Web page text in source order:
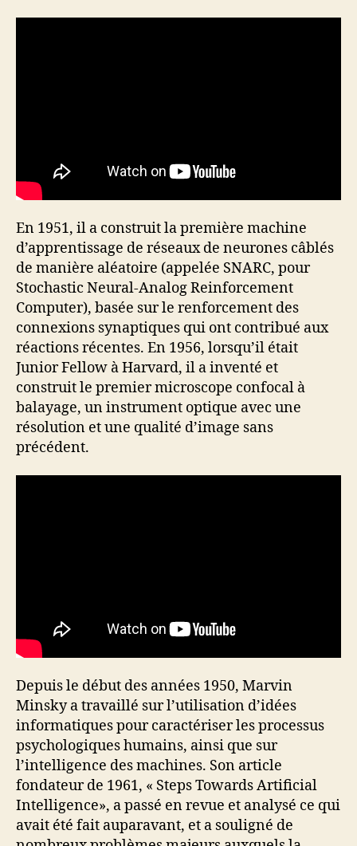
En 1951, il a construit la première machine
d’apprentissage de réseaux de neurones câblés
de manière aléatoire (appelée SNARC, pour
Stochastic Neural-Analog Reinforcement
Computer), basée sur le renforcement des
connexions synaptiques qui ont contribué aux
réactions récentes. En 1956, lorsqu’il était
Junior Fellow à Harvard, il a inventé et
construit le premier microscope confocal à
balayage, un instrument optique avec une
résolution et une qualité d’image sans
précédent.
Depuis le début des années 1950, Marvin
Minsky a travaillé sur l’utilisation d’idées
informatiques pour caractériser les processus
psychologiques humains, ainsi que sur
l’intelligence des machines. Son article
fondateur de 1961, « Steps Towards Artificial
Intelligence», a passé en revue et analysé ce qui
avait été fait auparavant, et a souligné de